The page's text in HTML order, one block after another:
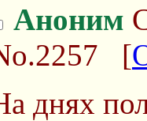
Аноним
[
днях